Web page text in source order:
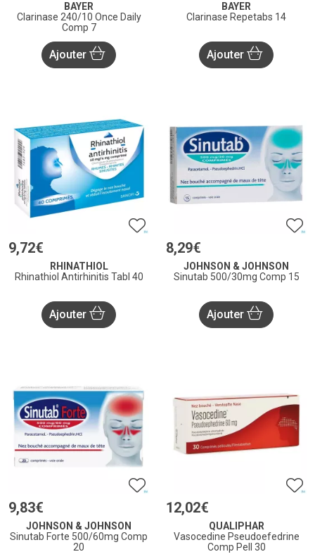
BAYER
Clarinase 240/10 Once Daily
Comp 7
Ajouter
BAYER
Clarinase Repetabs 14
Ajouter
9,72€
RHINATHIOL
Rhinathiol Antirhinitis Tabl 40
Ajouter
8,29€
JOHNSON & JOHNSON
Sinutab 500/30mg Comp 15
Ajouter
9,83€
JOHNSON & JOHNSON
Sinutab Forte 500/60mg Comp
20
12,02€
QUALIPHAR
Vasocedine Pseudoefedrine
Comp Pell 30